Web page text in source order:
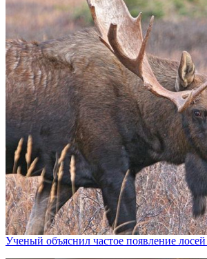
Ученый объяснил частое появление